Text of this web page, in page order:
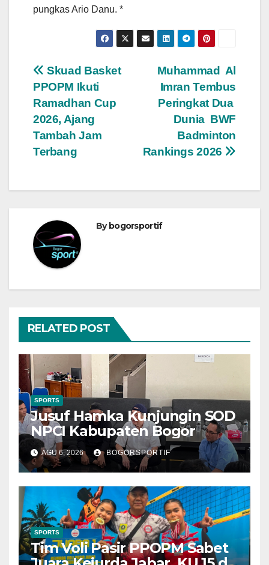
pungkas Ario Danu. *
Navigasi
pos
Muhammad Al
Imran Tembus
Peringkat Dua
Dunia BWF
Badminton
Rankings 2026
Skuad Basket
PPOPM Ikuti
Ramadhan Cup
2026, Ajang
Tambah Jam
Terbang
Bybogorsportif
RELATED POST
SPORTS
Jusuf Hamka Kunjungin SOD
NPCI Kabupaten Bogor
AGU 6, 2026 BOGORSPORTIF
SPORTS
Tim Voli Pasir PPOPM Sabet